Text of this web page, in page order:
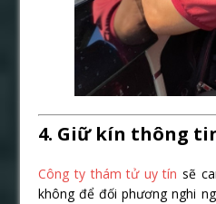
4. Giữ kín thông
Công ty thám tử uy tín sẽ
không để đối phương nghi